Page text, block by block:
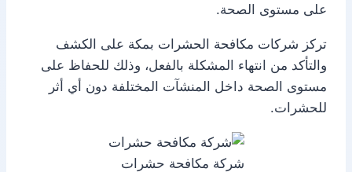
على مستوى الصحة.
تركز شركات مكافحة الحشرات بمكة على الكشف
والتأكد من انتهاء المشكلة بالفعل، وذلك للحفاظ على
مستوى الصحة داخل المنشآت المختلفة دون أي أثر
للحشرات.
شركة مكافحة حشرات